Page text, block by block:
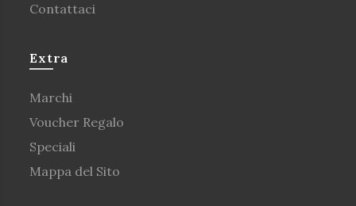
Contattaci
Extra
Marchi
Voucher Regalo
Speciali
Mappa del Sito